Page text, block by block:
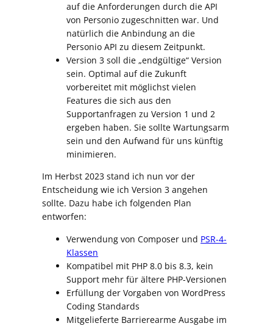
auf die Anforderungen durch die API
von Personio zugeschnitten war. Und
natürlich die Anbindung an die
Personio API zu diesem Zeitpunkt.
Version 3 soll die „endgültige“ Version
sein. Optimal auf die Zukunft
vorbereitet mit möglichst vielen
Features die sich aus den
Supportanfragen zu Version 1 und 2
ergeben haben. Sie sollte Wartungsarm
sein und den Aufwand für uns künftig
minimieren.
Im Herbst 2023 stand ich nun vor der
Entscheidung wie ich Version 3 angehen
sollte. Dazu habe ich folgenden Plan
entworfen:
Verwendung von Composer und PSR-4-
Klassen
Kompatibel mit PHP 8.0 bis 8.3, kein
Support mehr für ältere PHP-Versionen
Erfüllung der Vorgaben von WordPress
Coding Standards
Mitgelieferte Barrierearme Ausgabe im